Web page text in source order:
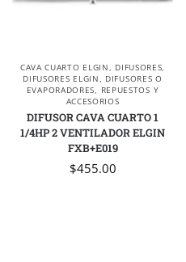
CAVA CUARTO ELGIN, DIFUSORES,
DIFUSORES ELGIN, DIFUSORES O
EVAPORADORES, REPUESTOS Y
ACCESORIOS
DIFUSOR CAVA CUARTO 1
1/4HP 2 VENTILADOR ELGIN
FXB+E019
$455.00